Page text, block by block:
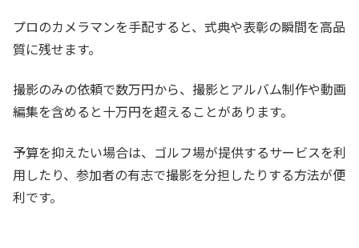
プロのカメラマンを手配すると、式典や表彰の瞬間を高品
質に残せます。
撮影のみの依頼で数万円から、撮影とアルバム制作や動画
編集を含めると十万円を超えることがあります。
予算を抑えたい場合は、ゴルフ場が提供するサービスを利
用したり、参加者の有志で撮影を分担したりする方法が便
利です。